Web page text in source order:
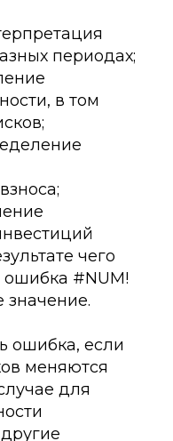
периодах;
в том
чего
ошибка #NUM!
значение.
ошибка, если
меняются
для